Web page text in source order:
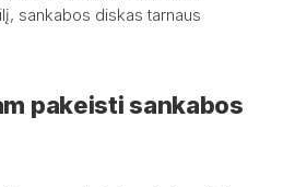
sankabos diskas tarnaus
pakeisti sankabos